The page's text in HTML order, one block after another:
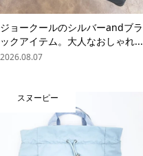
ジョークールのシルバーandブラ
ックアイテム。大人なおしゃれ...
2026.08.07
スヌーピー